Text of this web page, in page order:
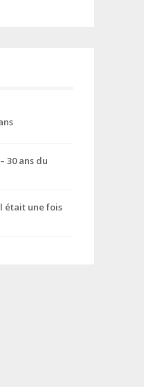
30 ans du
était une fois